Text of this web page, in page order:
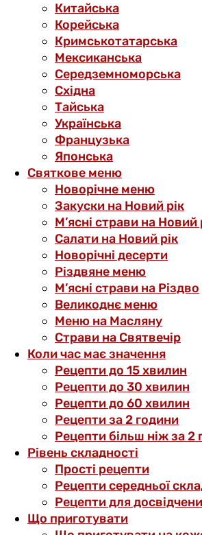
Китайська
Корейська
Кримськотатарська
Мексиканська
Середземноморська
Східна
Тайська
Українська
Французька
Японська
Святкове меню
Новорічне меню
Закуски на Новий рік
М’ясні страви на Новий
Салати на Новий рік
Новорічні десерти
Різдвяне меню
М’ясні страви на Різдво
Великоднє меню
Меню на Масляну
Страви на Святвечір
Коли час має значення
Рецепти до 15 хвилин
Рецепти до 30 хвилин
Рецепти до 60 хвилин
Рецепти за 2 години
Рецепти більш ніж за 2
Рівень складності
Прості рецепти
Рецепти середньої
Рецепти для
Що приготувати